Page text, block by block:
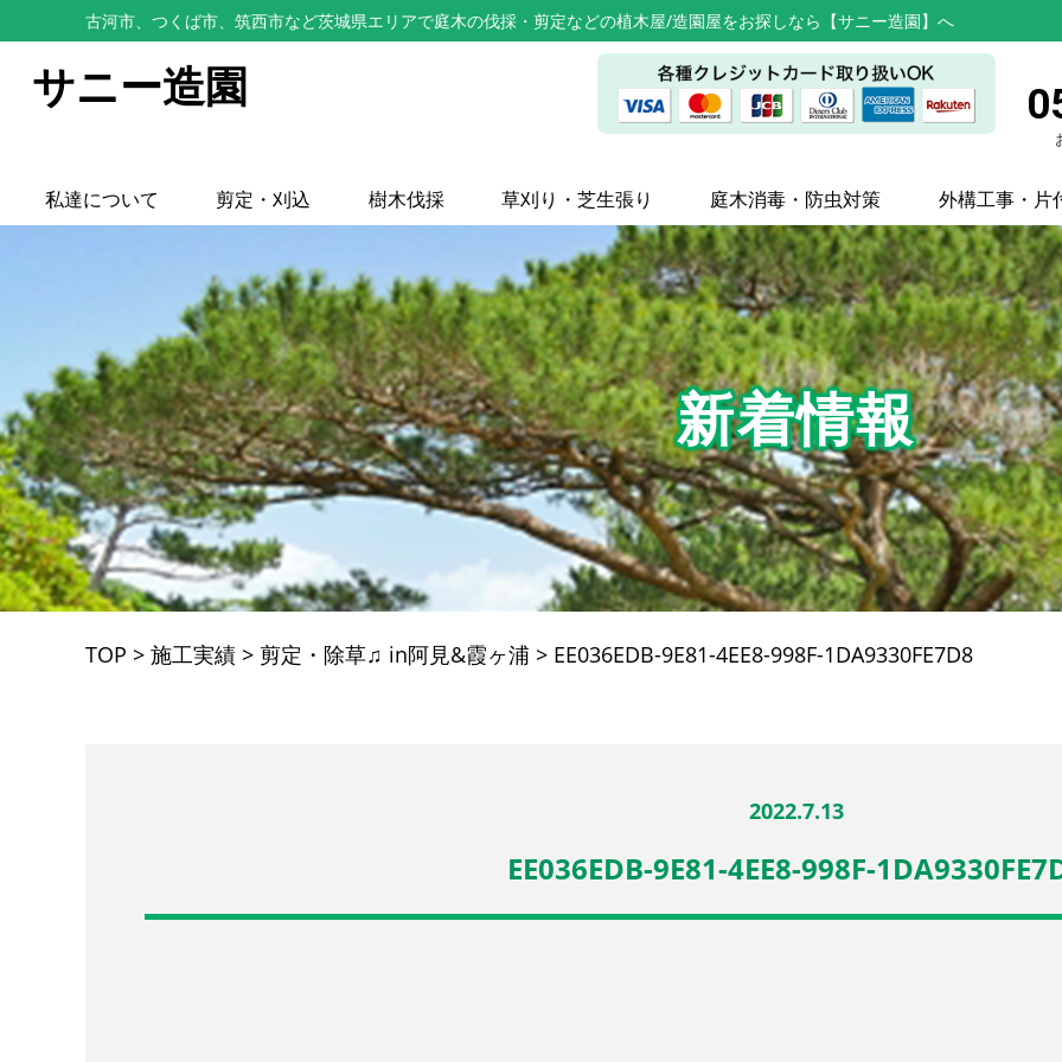
古河市、つくば市、筑西市など茨城県エリアで庭木の伐採・剪定などの植木屋/造園屋をお探しなら【サニー造園】へ
サニー造園
私達について 剪定・刈込 樹木伐採 草刈り・芝生張り 庭木消毒・防虫対策 外構工事・片
新着情報
TOP > 施工実績 > 剪定・除草♫ in阿見&霞ヶ浦 > EE036EDB-9E81-4EE8-998F-1DA9330FE7D8
2022.7.13
EE036EDB-9E81-4EE8-998F-